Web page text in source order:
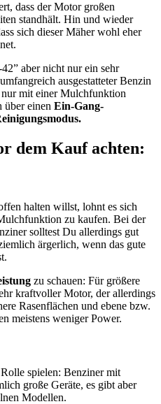
dass der Motor großen
standhält. Hin und wieder
sich dieser Mäher wohl eher
aber nicht nur ein sehr
ausgestatteter Benzin
mit einer Mulchfunktion
über einen Ein-Gang-
dem Kauf achten:
halten willst, lohnt es sich
zu kaufen. Bei der
solltest Du allerdings gut
ärgerlich, wenn das gute
zu schauen: Für größere
kraftvoller Motor, der allerdings
Rasenflächen und ebene bzw.
meistens weniger Power.
spielen: Benziner mit
große Geräte, es gibt aber
Modellen.